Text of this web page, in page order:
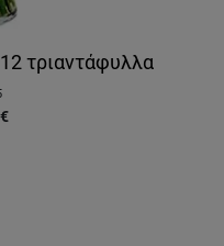
τριαντάφυλλα
€